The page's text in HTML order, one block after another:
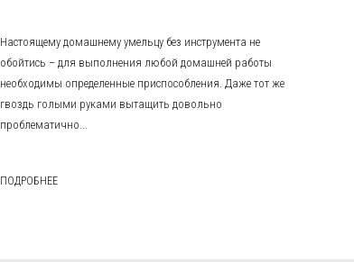
Настоящему домашнему умельцу без инструмента не
обойтись – для выполнения любой домашней работы
необходимы определенные приспособления. Даже тот же
гвоздь голыми руками вытащить довольно
проблематично...
ПОДРОБНЕЕ